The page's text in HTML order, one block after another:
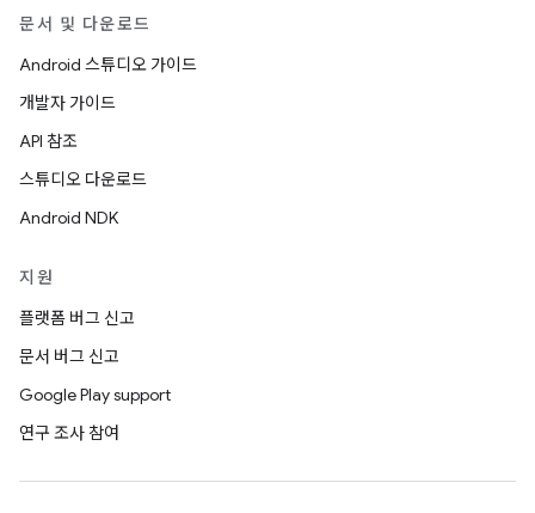
문서 및 다운로드
Android 스튜디오 가이드
개발자 가이드
API 참조
스튜디오 다운로드
Android NDK
지원
플랫폼 버그 신고
문서 버그 신고
Google Play support
연구 조사 참여